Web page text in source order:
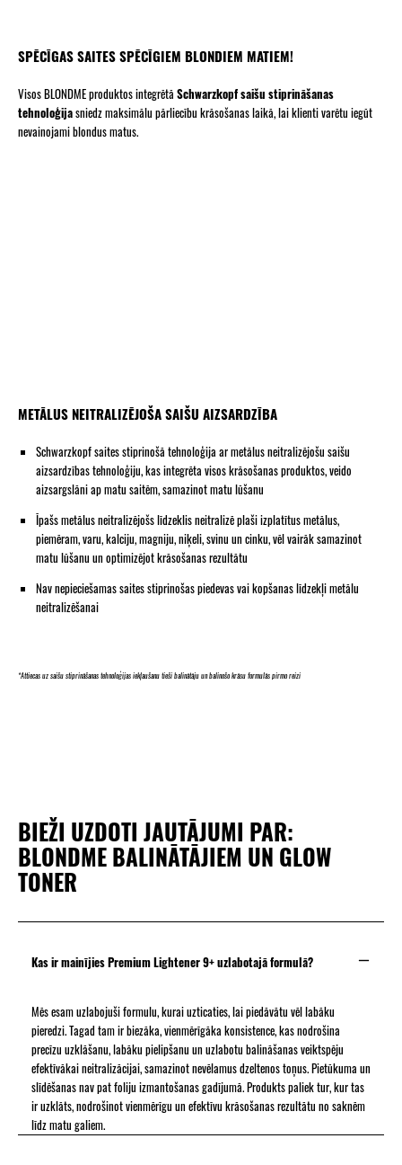
SPĒCĪGAS SAITES SPĒCĪGIEM BLONDIEM MATIEM!
Visos BLONDME produktos integrētā Schwarzkopf saišu stiprināšanas
tehnoloģijasniedz maksimālu pārliecību krāsošanas laikā, lai klienti varētu iegūt
nevainojami blondus matus.
METĀLUS NEITRALIZĒJOŠA SAIŠU AIZSARDZĪBA
Schwarzkopf saites stiprinošā tehnoloģija ar metālus neitralizējošu saišu
aizsardzības tehnoloģiju, kas integrēta visos krāsošanas produktos, veido
aizsargslāni ap matu saitēm, samazinot matu lūšanu
Īpašs metālus neitralizējošs līdzeklis neitralizē plaši izplatītus metālus,
piemēram, varu, kalciju, magniju, niķeli, svinu un cinku, vēl vairāk samazinot
matu lūšanu un optimizējot krāsošanas rezultātu
Nav nepieciešamas saites stiprinošas piedevas vai kopšanas līdzekļi metālu
neitralizēšanai
*Attiecas uz saišu stiprināšanas tehnoloģijas iekļaušanu tieši balinātāju un balinošo krāsu formulās pirmo reizi
BIEŽI UZDOTI JAUTĀJUMI PAR:
BLONDME BALINĀTĀJIEM UN GLOW
TONER
Kas ir mainījies Premium Lightener 9+ uzlabotajā formulā?
Mēs esam uzlabojuši formulu, kurai uzticaties, lai piedāvātu vēl labāku
pieredzi. Tagad tam ir biezāka, vienmērīgāka konsistence, kas nodrošina
precīzu uzklāšanu, labāku pielipšanu un uzlabotu balināšanas veiktspēju
efektīvākai neitralizācijai, samazinot nevēlamus dzeltenos toņus. Pietūkuma un
slīdēšanas nav pat foliju izmantošanas gadījumā. Produkts paliek tur, kur tas
ir uzklāts, nodrošinot vienmērīgu un efektīvu krāsošanas rezultātu no saknēm
līdz matu galiem.